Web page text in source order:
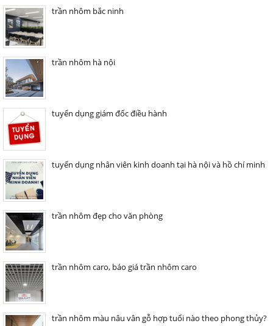
trần nhôm bắc ninh
trần nhôm hà nội
tuyển dụng giám đốc điều hành
tuyển dụng nhân viên kinh doanh tại hà nội và hồ chí minh
trần nhôm đẹp cho văn phòng
trần nhôm caro, báo giá trần nhôm caro
trần nhôm màu nâu vân gỗ hợp tuổi nào theo phong thủy?